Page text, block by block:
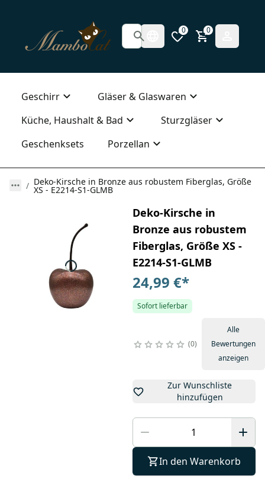
0 0
Geschirr
Gläser & Glaswaren
Küche, Haushalt & Bad
Sturzgläser
Geschenksets
Porzellan
Deko-Kirsche in Bronze aus robustem Fiberglas, Größe
XS - E2214-S1-GLMB
Deko-Kirsche in
Bronze aus robustem
Fiberglas, Größe XS -
E2214-S1-GLMB
24,99 €*
Sofort lieferbar
0
Alle
Bewertungen
anzeigen
Zur Wunschliste
hinzufügen
In den Warenkorb